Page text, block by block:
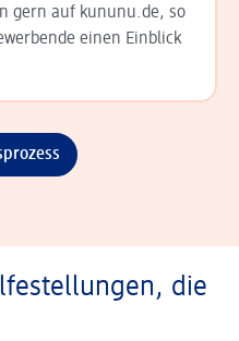
gern auf kununu.de, so
einen Einblick
die